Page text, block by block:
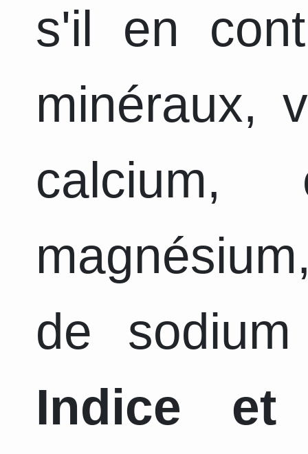
s'il en
minéraux,
calcium,
de
Indice et